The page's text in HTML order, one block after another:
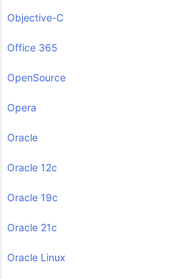
Objective-C
Office 365
OpenSource
Opera
Oracle
Oracle 12c
Oracle 19c
Oracle 21c
Oracle Linux